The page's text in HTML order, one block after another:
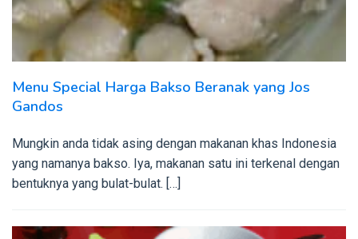
Menu Special Harga Bakso Beranak yang Jos
Gandos
Mungkin anda tidak asing dengan makanan khas Indonesia
yang namanya bakso. Iya, makanan satu ini terkenal dengan
bentuknya yang bulat-bulat. […]